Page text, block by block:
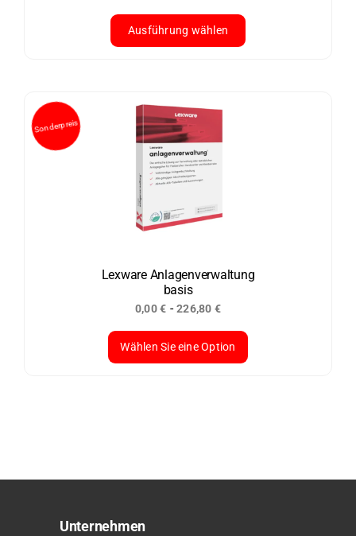
werden
Ausführung wählen
mehrere
Varianten
Optionen
können
der
Produktseite
gewählt
werden
Lexware Anlagenverwaltung
basis
0,00€ -226,80 €
Wählen Sie eine Option
auf.
Optionen
Unternehmen